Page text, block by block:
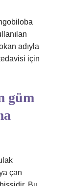
adıyla
için
güm
çan